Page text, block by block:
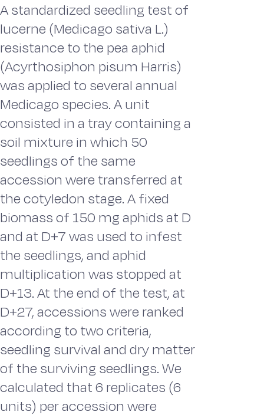
A standardized seedling test of
lucerne (Medicago sativa L.)
resistance to the pea aphid
(Acyrthosiphon pisum Harris)
was applied to several annual
Medicago species. A unit
consisted in a tray containing a
soil mixture in which 50
seedlings of the same
accession were transferred at
the cotyledon stage. A fixed
biomass of 150 mg aphids at D
and at D+7 was used to infest
the seedlings, and aphid
multiplication was stopped at
D+13. At the end of the test, at
D+27, accessions were ranked
according to two criteria,
seedling survival and dry matter
of the surviving seedlings. We
calculated that 6 replicates (6
units) per accession were